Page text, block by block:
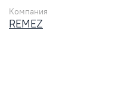
Компания
REMEZ